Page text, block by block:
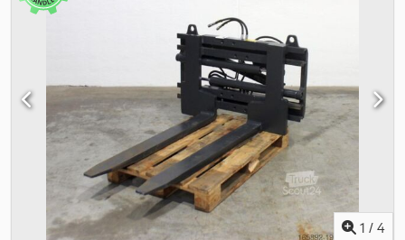
mm, Gabelbreiten max. 140 mm, ohne Gabelzinken, inkl.
Schläuche. Cjdjw Uxwpjpfx Ab Rjrf
1 / 4